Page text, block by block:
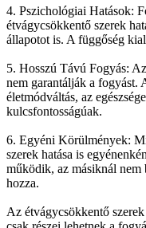
4. Pszichológiai Hatások:
étvágycsökkentő szerek
állapotot is. A függőség
5. Hosszú Távú Fogyás:
nem garantálják a fogyást.
életmódváltás, az
kulcsfontosságúak.
6. Egyéni Körülmények:
szerek hatása is
működik, az másiknál nem
hozza.
Az étvágycsökkentő